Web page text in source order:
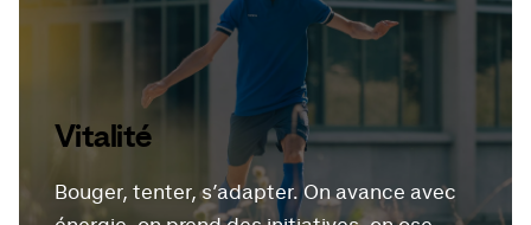
Vitalité
Bouger, tenter, s’adapter. On avance avec